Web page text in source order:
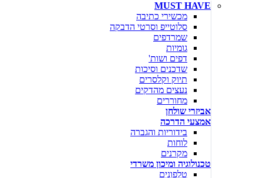
MUST HAVE
מכשירי כתיבה
סלוטייפ וסרטי הדבקה
שמרדפים
גומיות
דפים ושות'
שדכנים וסיכות
תיוק וקלסרים
נעצים מהדקים
מחוררים
אביזרי שולחן
אמצעי הדרכה
בידוריות והגברה
לוחות
מקרנים
טכנולוגיה ומיכון משרדי
טלפונים